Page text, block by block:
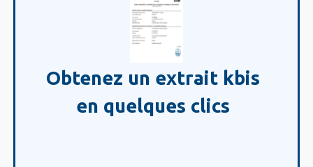
Obtenez un extrait kbis
en quelques clics